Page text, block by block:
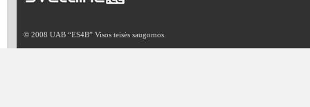
© 2008 UAB “ES4B” Visos teisės saugomos.